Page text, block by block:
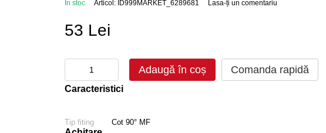
În stoc Articol: ID999MARKET_6289681 Lasa-ți un comentariu
53 Lei
Adaugă în coș Comanda rapidă
Caracteristici
Tip fiting Cot 90° MF